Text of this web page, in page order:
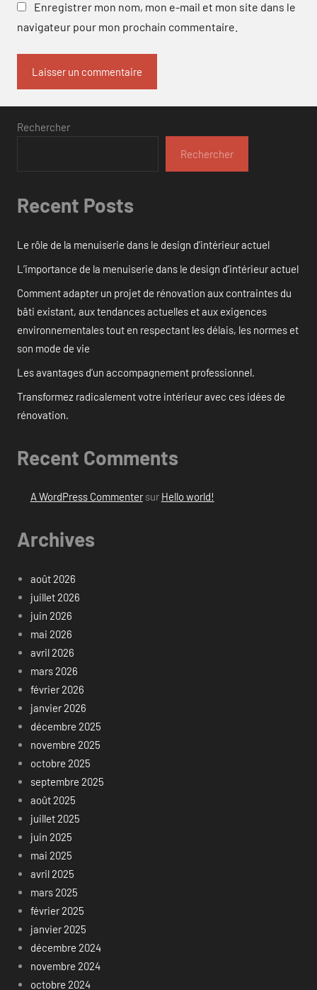
Enregistrer mon nom, mon e-mail et mon site dans le
navigateur pour mon prochain commentaire.
Rechercher
Rechercher
Recent Posts
Le rôle de la menuiserie dans le design d’intérieur actuel
L’importance de la menuiserie dans le design d’intérieur actuel
Comment adapter un projet de rénovation aux contraintes du
bâti existant, aux tendances actuelles et aux exigences
environnementales tout en respectant les délais, les normes et
son mode de vie
Les avantages d’un accompagnement professionnel.
Transformez radicalement votre intérieur avec ces idées de
rénovation.
Recent Comments
A WordPress Commentersur Hello world!
Archives
août 2026
juillet 2026
juin 2026
mai 2026
avril 2026
mars 2026
février 2026
janvier 2026
décembre 2025
novembre 2025
octobre 2025
septembre 2025
août 2025
juillet 2025
juin 2025
mai 2025
avril 2025
mars 2025
février 2025
janvier 2025
décembre 2024
novembre 2024
octobre 2024